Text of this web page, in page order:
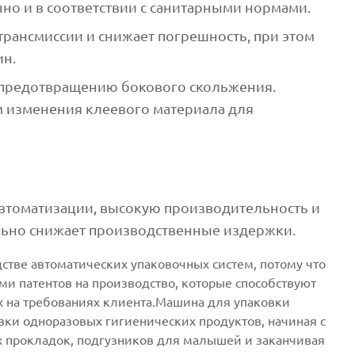
и в соответствии с санитарными нормами.
и снижает погрешность, при этом
бокового скольжения.
изменения клеевого материала для
высокую производительность и
снижает производственные издержки.
автоматических упаковочных систем, потому что
на производство, которые способствуют
требованиях клиента.Машина для упаковки
одноразовых гигиенических продуктов, начиная с
прокладок, подгузников для малышей и заканчивая